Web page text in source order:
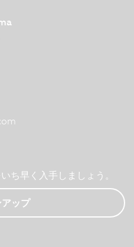
ち早く入手しましょう。
ップ